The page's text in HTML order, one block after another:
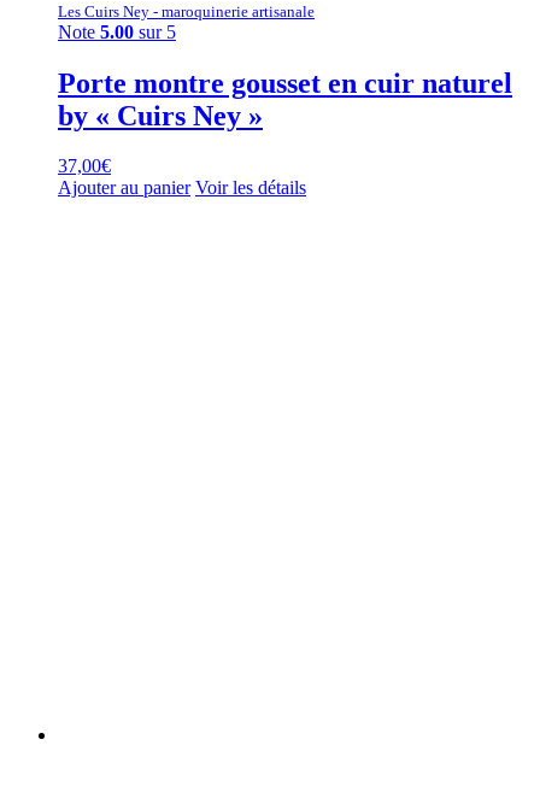
Les Cuirs Ney - maroquinerie artisanale
Note 5.00 sur 5
Porte montre gousset en cuir naturel
by « Cuirs Ney »
37,00€
Ajouter au panier Voir les détails